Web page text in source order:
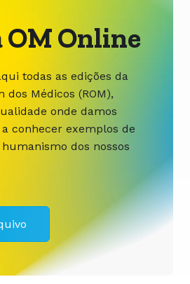
OM Online
todas as edições da
dos Médicos (ROM),
onde damos
conhecer exemplos de
dos nossos